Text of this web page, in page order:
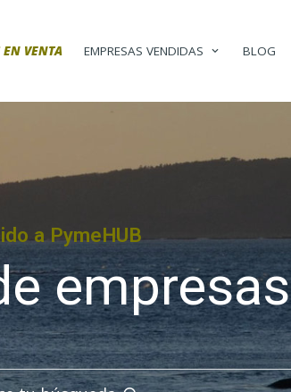
EN VENTA EMPRESAS VENDIDAS BLOG
a PymeHUB
empresas